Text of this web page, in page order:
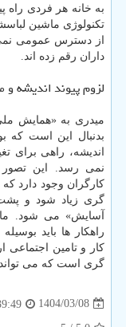
به خانه هر فردی راه
تکنولوژی ماشین
از دسترس عمومی
داران رقم زده اند.
لزوم پیوند اندیشه و
میدری به «همایش
بدنبال این است که
اندیشه، راهی برای
نمی رسد. این
کارگران وجود دارد
گری زیاد شود و
آسایش» می شود. ما
راهکار ها باید
کار و تامین اجتماعی
گری است که می تواند
1404/03/08